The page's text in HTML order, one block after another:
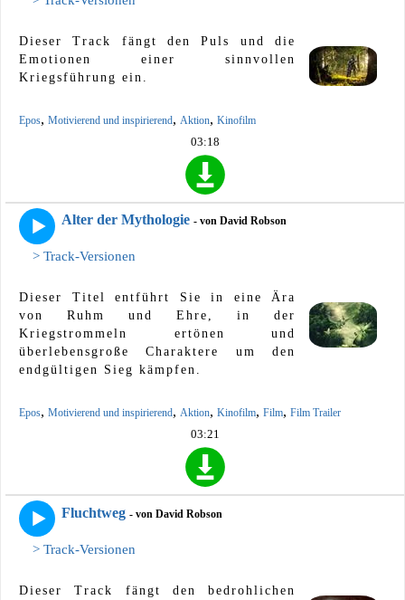
Dieser Track fängt den Puls und die
Emotionen einer sinnvollen
Kriegsführung ein.
Epos, Motivierend und inspirierend, Aktion, Kinofilm
03:18
Alter der Mythologie - von David Robson
> Track-Versionen
Dieser Titel entführt Sie in eine Ära
von Ruhm und Ehre, in der
Kriegstrommeln ertönen und
überlebensgroße Charaktere um den
endgültigen Sieg kämpfen.
Epos, Motivierend und inspirierend, Aktion, Kinofilm, Film, Film Trailer
03:21
Fluchtweg - von David Robson
> Track-Versionen
Dieser Track fängt den bedrohlichen